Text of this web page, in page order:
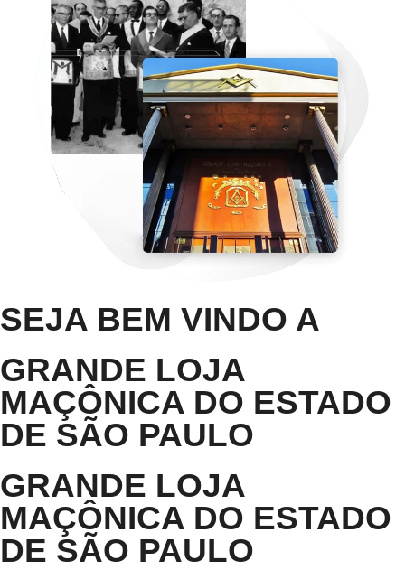
SEJA BEM VINDO A
GRANDE LOJA
MAÇÔNICA DO ESTADO
DE SÃO PAULO
GRANDE LOJA
MAÇÔNICA DO ESTADO
DE SÃO PAULO